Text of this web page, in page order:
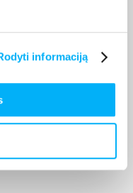
informaciją